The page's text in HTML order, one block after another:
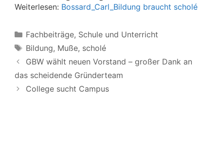
Weiterlesen: Bossard_Carl_Bildung braucht scholé
Kategorien
Fachbeiträge, Schule und Unterricht
Schlagwörter
Bildung, Muße, scholé
GBW wählt neuen Vorstand – großer Dank an
das scheidende Gründerteam
College sucht Campus